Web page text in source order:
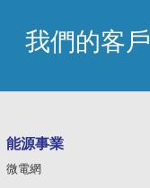
我們的客戶
能源事業
微電網